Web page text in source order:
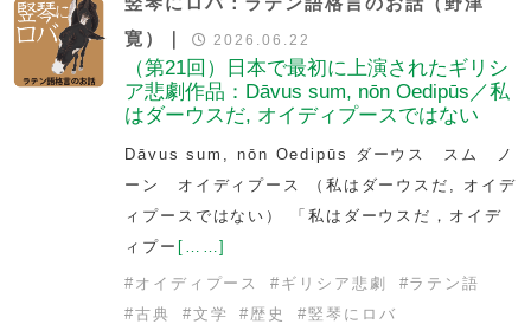
寛）｜
2026.06.22
（第21回）日本で最初に上演されたギリシ
ア悲劇作品：Dāvus sum, nōn Oedipūs／私
はダーウスだ, オイディプースではない
Dāvus sum, nōn Oedipūs ダーウス スム ノ
ーン オイディプース （私はダーウスだ, オイデ
ィプースではない） 「私はダーウスだ，オイデ
ィプー [……]
# オイディプース # ギリシア悲劇 #ラテン語
#古典 #文学 # 歴史 #竪琴にロバ